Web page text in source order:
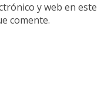
y web en este
comente.